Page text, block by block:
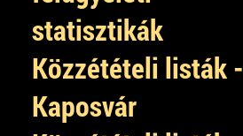
statisztikák
Közzétételi listák -
Kaposvár